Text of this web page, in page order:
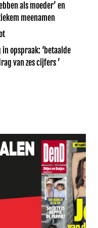
als moeder’ en
meenamen
opspraak: ‘betaalde
van zes cijfers ’